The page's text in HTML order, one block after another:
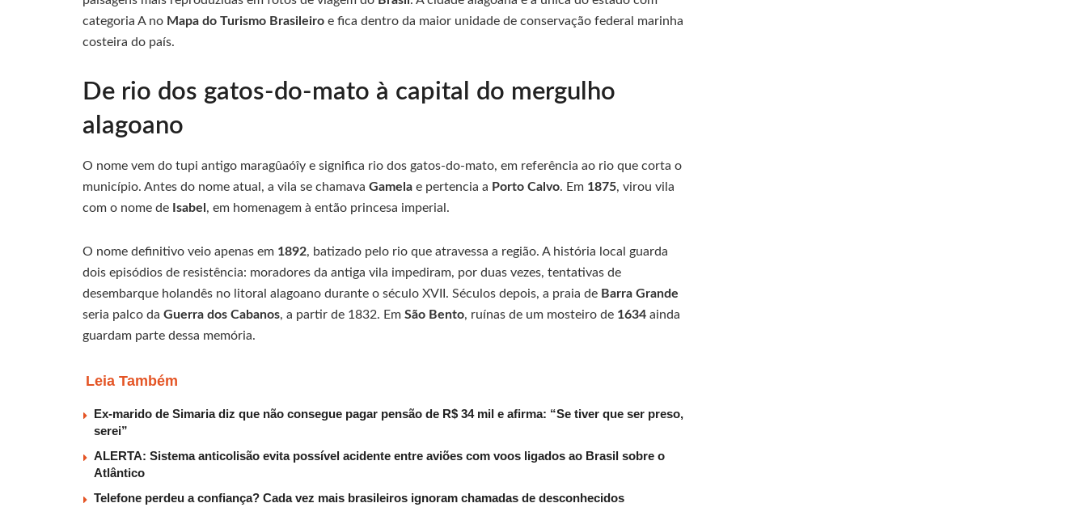
categoria A no Mapa do Turismo Brasileiro e fica dentro da maior unidade de conservação federal marinha
costeira do país.
De rio dos gatos-do-mato à capital do mergulho
alagoano
O nome vem do tupi antigo maragûaóîy e significa rio dos gatos-do-mato, em referência ao rio que corta o
município. Antes do nome atual, a vila se chamava Gamela e pertencia a Porto Calvo. Em 1875, virou vila
com o nome de Isabel , em homenagem à então princesa imperial.
O nome definitivo veio apenas em 1892, batizado pelo rio que atravessa a região. A história local guarda
dois episódios de resistência: moradores da antiga vila impediram, por duas vezes, tentativas de
desembarque holandês no litoral alagoano durante o século XVII. Séculos depois, a praia de Barra Grande
seria palco da Guerra dos Cabanos, a partir de 1832. Em São Bento, ruínas de um mosteiro de 1634 ainda
guardam parte dessa memória.
Leia Também
Ex-marido de Simaria diz que não consegue pagar pensão de R$ 34 mil e afirma: “Se tiver que ser preso,
serei”
ALERTA: Sistema anticolisão evita possível acidente entre aviões com voos ligados ao Brasil sobre o
Atlântico
Telefone perdeu a confiança? Cada vez mais brasileiros ignoram chamadas de desconhecidos